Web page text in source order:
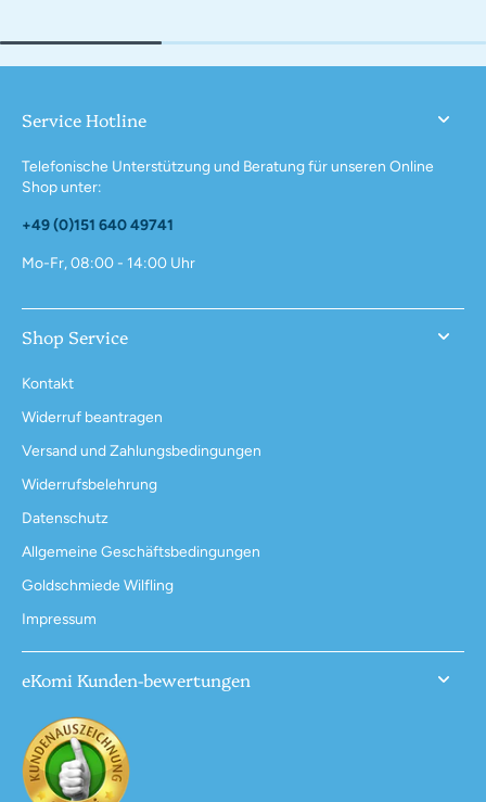
Service Hotline
Telefonische Unterstützung und Beratung für unseren Online
Shop unter:
+49 (0)151 640 49741
Mo-Fr, 08:00 - 14:00 Uhr
Shop Service
Kontakt
Widerruf beantragen
Versand und Zahlungsbedingungen
Widerrufsbelehrung
Datenschutz
Allgemeine Geschäftsbedingungen
Goldschmiede Wilfling
Impressum
eKomi Kunden-bewertungen